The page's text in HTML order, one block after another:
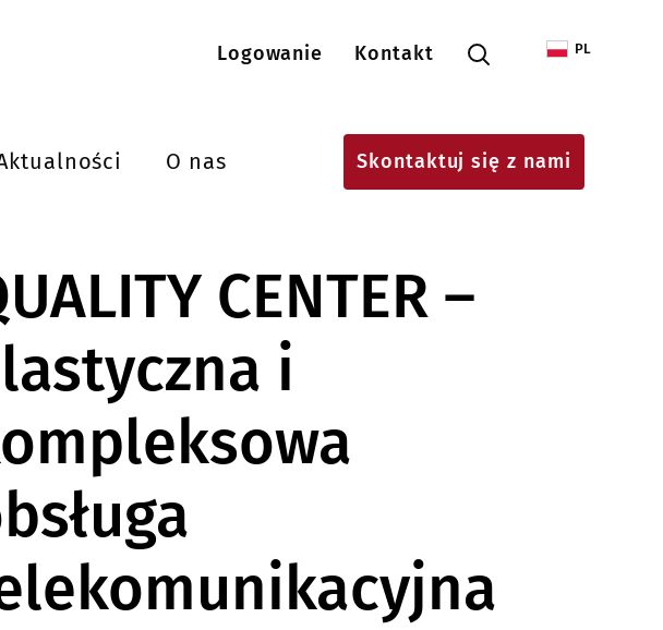
Menu konta użytkownika
Logowanie Kontakt PL
O nas Skontaktuj się z nami
CENTER –
i